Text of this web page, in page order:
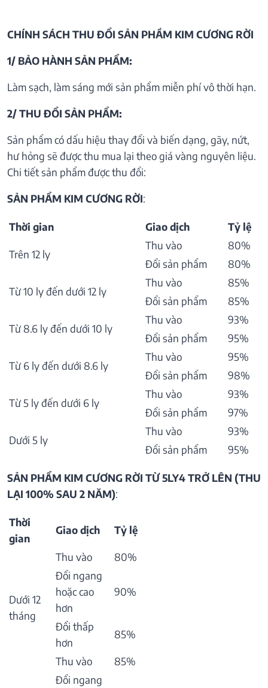
CHÍNH SÁCH THU ĐỔI SẢN PHẦM KIM CƯƠNG RỜI
1/ BẢO HÀNH SẢN PHẨM:
Làm sạch, làm sáng mới sản phẩm miễn phí vô thời hạn.
2/ THU ĐỔI SẢN PHẨM:
Sản phẩm có dấu hiệu thay đổi và biến dạng, gãy, nứt,
hư hỏng sẽ được thu mua lại theo giá vàng nguyên liệu.
Chi tiết sản phẩm được thu đổi:
SẢN PHẨM KIM CƯƠNG RỜI:
Thời gian Giao dịch Tỷ lệ
Trên 12 ly
Thu vào
80%
Đổi sản phẩm
80%
Từ 10 ly đến dưới 12 ly
Thu vào
85%
Đổi sản phẩm
85%
Từ 8.6 ly đến dưới 10 ly
Thu vào
93%
Đổi sản phẩm
95%
Từ 6 ly đến dưới 8.6 ly
Thu vào
95%
Đổi sản phẩm
98%
Từ 5 ly đến dưới 6 ly
Thu vào
93%
Đổi sản phẩm
97%
Dưới 5 ly
Thu vào
93%
Đổi sản phẩm
95%
SẢN PHẨM KIM CƯƠNG RỜI TỪ 5LY4 TRỞ LÊN (THU
LẠI 100% SAU 2 NĂM):
Thời
gian
Giao dịch Tỷ lệ
Dưới 12
tháng
Thu vào
80%
Đổi ngang
hoặc cao
hơn
90%
Đổi thấp
hơn
85%
Thu vào
85%
Đổi ngang